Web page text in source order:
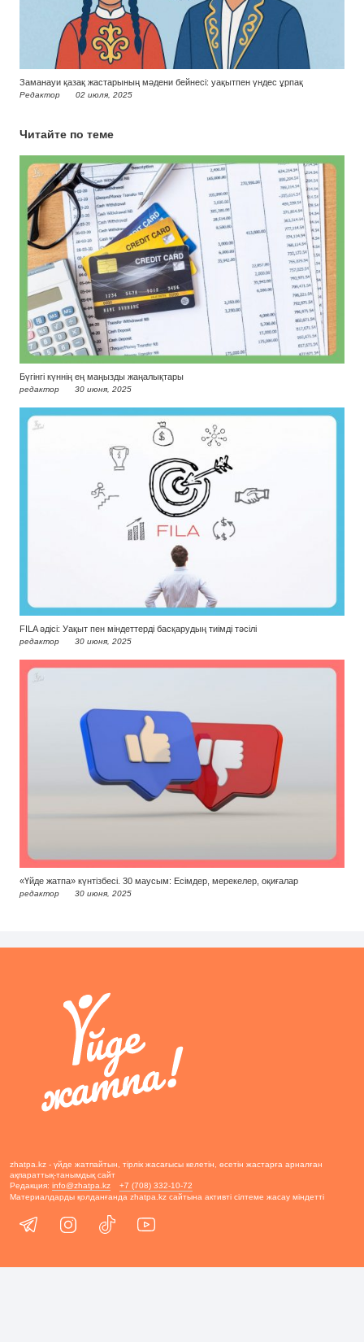
Заманауи қазақ жастарының мәдени бейнесі: уақытпен үндес ұрпақ
Редактор 02 июля, 2025
Читайте по теме
Бүгінгі күннің ең маңызды жаңалықтары
редактор 30 июня, 2025
FILA әдісі: Уақыт пен міндеттерді басқарудың тиімді тәсілі
редактор 30 июня, 2025
«Үйде жатпа» күнтізбесі. 30 маусым: Есімдер, мерекелер, оқиғалар
редактор 30 июня, 2025
zhatpa.kz - үйде жатпайтын, тірлік жасағысы келетін, өсетін жастарға арналған
ақпараттық-танымдық сайт
Редакция: info@zhatpa.kz
+7 (708) 332-10-72
Материалдарды қолданғанда zhatpa.kz сайтына активті сілтеме жасау міндетті